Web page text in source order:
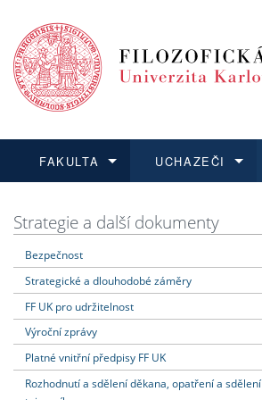
FAKULTA
Dozvědět se více
UCHAZEČI
Podat přihlášku
Dozvědět se více
Dozvědět se více
Dozvědět se více
Strategie a další dokumenty
Bezpečnost
Strategické a dlouhodobé záměry
FF UK pro udržitelnost
Výroční zprávy
Platné vnitřní předpisy FF UK
Rozhodnutí a sdělení děkana, opatření a sdělení